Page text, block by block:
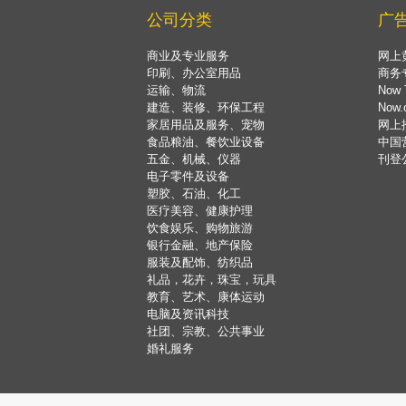
公司分类
商业及专业服务
印刷、办公室用品
运输、物流
建造、装修、环保工程
家居用品及服务、宠物
食品粮油、餐饮业设备
五金、机械、仪器
电子零件及设备
塑胶、石油、化工
医疗美容、健康护理
饮食娱乐、购物旅游
银行金融、地产保险
服装及配饰、纺织品
礼品，花卉，珠宝，玩具
教育、艺术、康体运动
电脑及资讯科技
社团、宗教、公共事业
婚礼服务
广
网上
商务
Now
网上
中国
刊登